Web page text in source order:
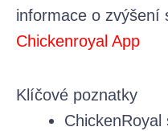
informace o zvýšení
Chickenroyal App
Klíčové poznatky